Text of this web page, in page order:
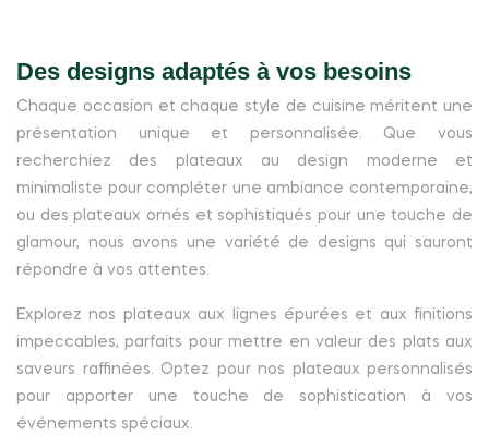
Des designs adaptés à vos besoins
Chaque occasion et chaque style de cuisine méritent une
présentation unique et personnalisée. Que vous
recherchiez des plateaux au design moderne et
minimaliste pour compléter une ambiance contemporaine,
ou des plateaux ornés et sophistiqués pour une touche de
glamour, nous avons une variété de designs qui sauront
répondre à vos attentes.
Explorez nos plateaux aux lignes épurées et aux finitions
impeccables, parfaits pour mettre en valeur des plats aux
saveurs raffinées. Optez pour nos plateaux personnalisés
pour apporter une touche de sophistication à vos
événements spéciaux.